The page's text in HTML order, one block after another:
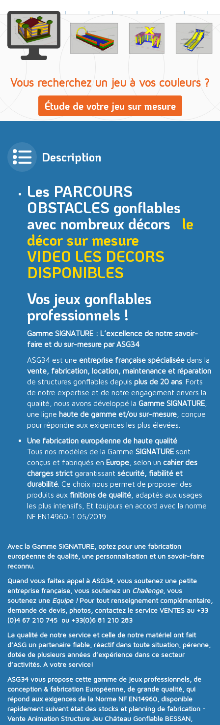
Vous recherchez un jeu à vos couleurs ?
Étude de votre jeu sur mesure
Description
Les PARCOURS
OBSTACLES gonflables
avec nombreux décors
le
décor sur mesure
VIDEO LES DECORS
DISPONIBLES
Vos jeux gonflables
professionnels !
Gamme SIGNATURE : L’excellence de notre savoir-
faire et du sur-mesure par ASG34
ASG34 est une entreprise française spécialisée dans la
vente, fabrication, location, maintenance et réparation
de structures gonflables depuis plus de 20 ans . Forts
de notre expertise et de notre engagement envers la
qualité, nous avons développé la Gamme SIGNATURE
une ligne haute de gamme et/ou sur-mesure , conçue
pour répondre aux exigences les plus élevées.
Une fabrication européenne de haute qualité
Tous nos modèles de la Gamme SIGNATURE sont
conçus et fabriqués en Europe , selon un cahier des
charges strict garantissant sécurité, fiabilité et
durabilité . Ce choix nous permet de proposer des
produits aux finitions de qualité , adaptés aux usages
les plus intensifs, Et toujours en accord avec la norme
NF EN14960-1 05/2019
Avec la Gamme SIGNATURE , optez pour une fabrication
européenne de qualité , une personnalisation et un savoir-faire
reconnu.
Quand vous faites appel à ASG34 , vous soutenez une petite
entreprise française , vous soutenez un Challenge, vous
soutenez une Equipe !Pour tout renseignement complémentaire,
demande de devis, photos, contactez le service VENTES au +33
(0)4 67 210 745 ou +33(0)6 81 210 283
La qualité de notre service et celle de notre matériel ont fait
d’ASG un partenaire fiable, réactif dans toute situation, pérenne,
dotée de plusieurs années d’expérience dans ce secteur
d’activités. A votre service!
ASG34 vous propose cette gamme de jeux professionnels, de
conception & fabrication Européenne, de grande qualité, qui
répond aux exigences de la Norme NF EN14960 , disponible
rapidement suivant état des stocks et planning de fabrication -
Vente Animation Structure Jeu Château Gonflable BESSAN,